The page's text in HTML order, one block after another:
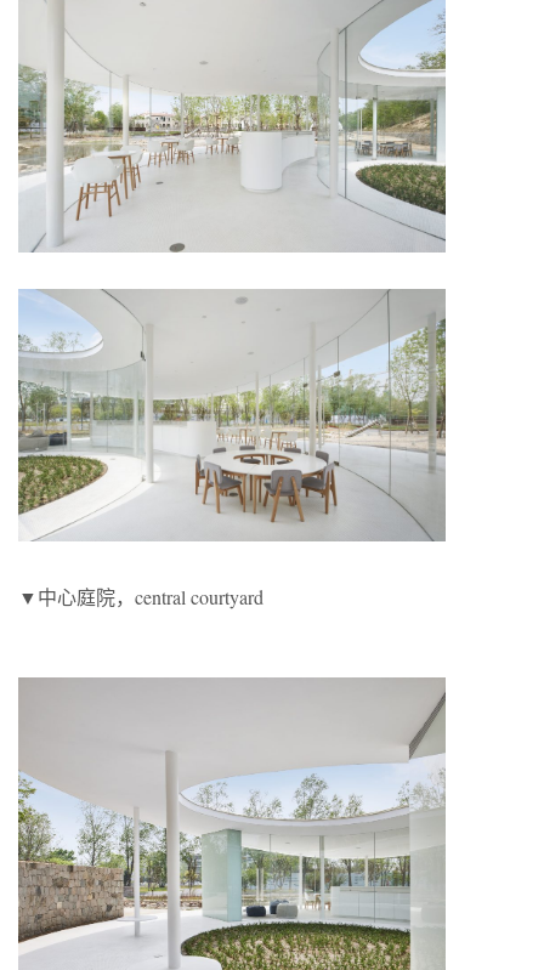
▼中心庭院，central courtyard